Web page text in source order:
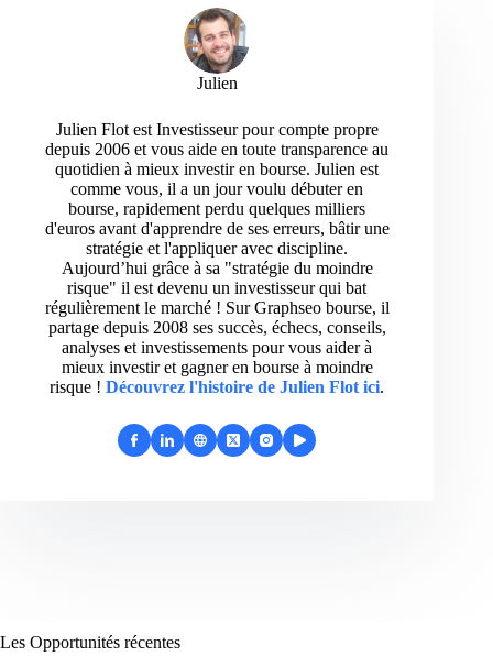
Julien
Julien Flot est Investisseur pour compte propre
depuis 2006 et vous aide en toute transparence au
quotidien à mieux investir en bourse. Julien est
comme vous, il a un jour voulu débuter en
bourse, rapidement perdu quelques milliers
d'euros avant d'apprendre de ses erreurs, bâtir une
stratégie et l'appliquer avec discipline.
Aujourd’hui grâce à sa "stratégie du moindre
risque" il est devenu un investisseur qui bat
régulièrement le marché ! Sur Graphseo bourse, il
partage depuis 2008 ses succès, échecs, conseils,
analyses et investissements pour vous aider à
mieux investir et gagner en bourse à moindre
risque ! Découvrez l'histoire de Julien Flot ici.
Les Opportunités récentes